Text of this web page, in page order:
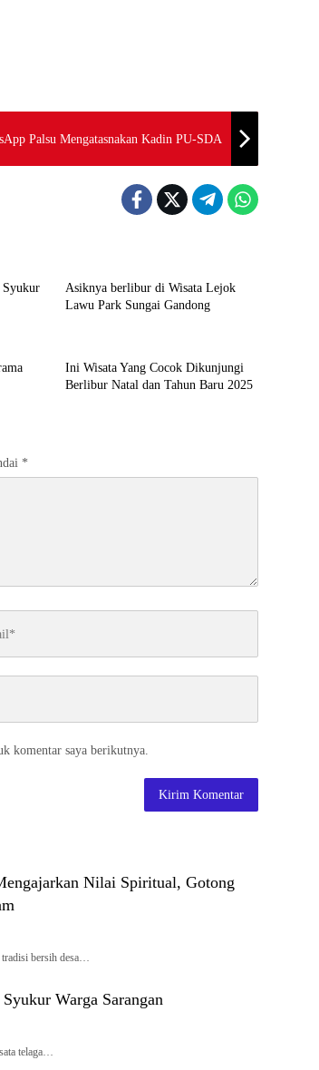
Palsu Mengatasnakan Kadin PU-SDA
Syukur
Asiknya berlibur di Wisata Lejok
Lawu Park Sungai Gandong
Ini Wisata Yang Cocok Dikunjungi
Berlibur Natal dan Tahun Baru 2025
*
komentar saya berikutnya.
Nilai Spiritual, Gotong
tradisi bersih desa…
Warga Sarangan
telaga…